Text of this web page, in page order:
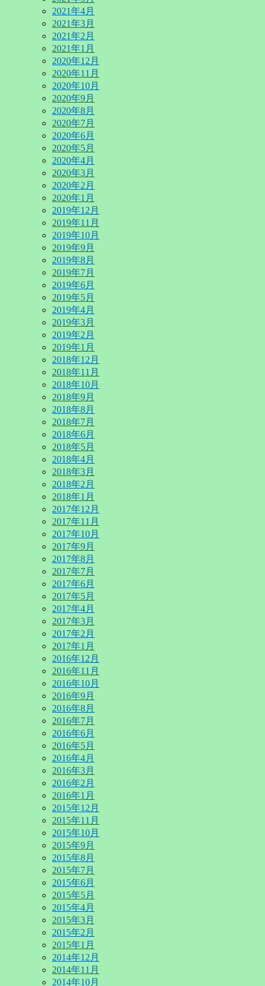
2021年4月
2021年3月
2021年2月
2021年1月
2020年12月
2020年11月
2020年10月
2020年9月
2020年8月
2020年7月
2020年6月
2020年5月
2020年4月
2020年3月
2020年2月
2020年1月
2019年12月
2019年11月
2019年10月
2019年9月
2019年8月
2019年7月
2019年6月
2019年5月
2019年4月
2019年3月
2019年2月
2019年1月
2018年12月
2018年11月
2018年10月
2018年9月
2018年8月
2018年7月
2018年6月
2018年5月
2018年4月
2018年3月
2018年2月
2018年1月
2017年12月
2017年11月
2017年10月
2017年9月
2017年8月
2017年7月
2017年6月
2017年5月
2017年4月
2017年3月
2017年2月
2017年1月
2016年12月
2016年11月
2016年10月
2016年9月
2016年8月
2016年7月
2016年6月
2016年5月
2016年4月
2016年3月
2016年2月
2016年1月
2015年12月
2015年11月
2015年10月
2015年9月
2015年8月
2015年7月
2015年6月
2015年5月
2015年4月
2015年3月
2015年2月
2015年1月
2014年12月
2014年11月
2014年10月